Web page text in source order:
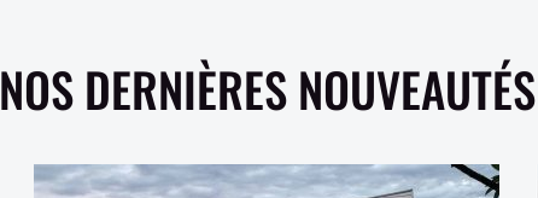
NOS DERNIÈRES NOUVEAUTÉS